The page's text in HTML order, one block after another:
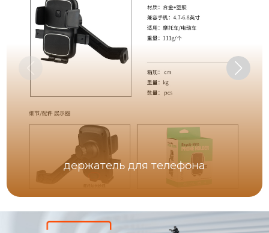
держатель для телефона